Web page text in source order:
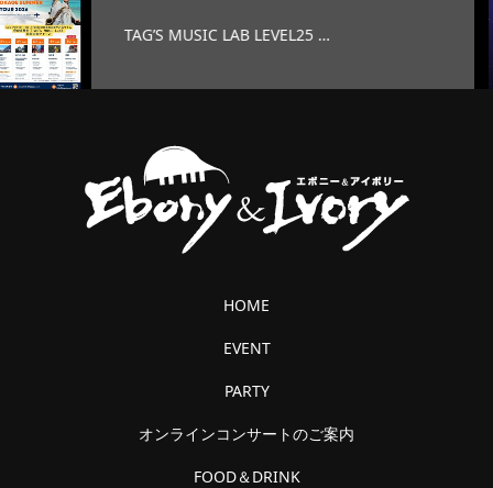
MUSIC LAB LEVEL25 …
HOME
EVENT
PARTY
オンラインコンサートのご案内
FOOD＆DRINK